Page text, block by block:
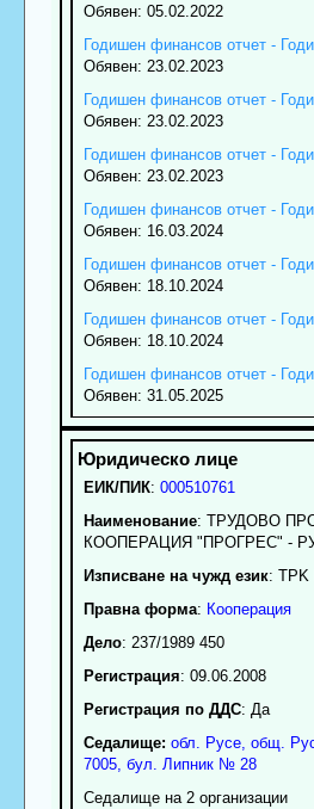
Обявен: 05.02.2022
Годишен финансов отчет -
Обявен: 23.02.2023
Годишен финансов отчет -
Обявен: 23.02.2023
Годишен финансов отчет -
Обявен: 23.02.2023
Годишен финансов отчет -
Обявен: 16.03.2024
Годишен финансов отчет -
Обявен: 18.10.2024
Годишен финансов отчет -
Обявен: 18.10.2024
Годишен финансов отчет -
Обявен: 31.05.2025
ЕИК/ПИК: 000510761
Наименование: ТРУДОВО
КООПЕРАЦИЯ "ПРОГРЕС" -
Изписване на чужд език: TPK
Правна форма: Кооперация
Дело: 237/1989 450
Регистрация: 09.06.2008
Регистрация по ДДС: Да
Седалище: обл. Русе, общ.
7005, бул. Липник № 28
Седалище на 2 организации